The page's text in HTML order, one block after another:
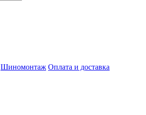
Шиномонтаж Оплата и доставка